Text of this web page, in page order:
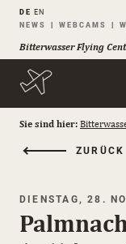
Bitterwasser Flying
Navigation
NEWS WEBCAMS
DE EN
Sie sind hier:
DIENSTAG, 28.